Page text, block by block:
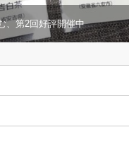
、第2回好評開催中